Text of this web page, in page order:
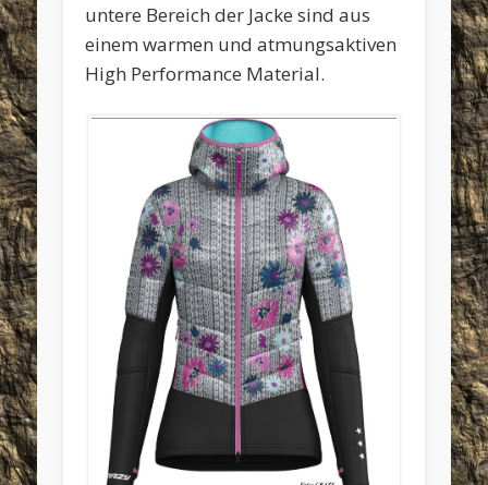
untere Bereich der Jacke sind aus
einem warmen und atmungsaktiven
High Performance Material.